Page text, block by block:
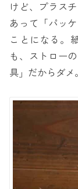
けど、プラス
あって「パッ
ことになる。
も、ストロー
具」だからダメ。